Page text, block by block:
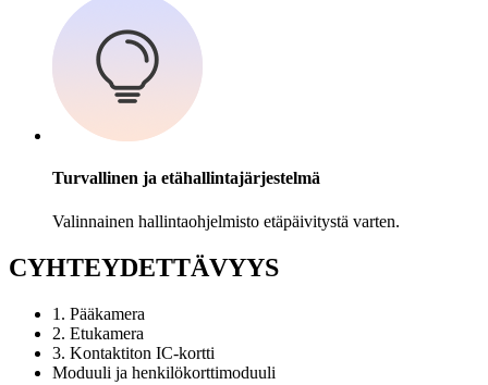
Turvallinen ja etähallintajärjestelmä
Valinnainen hallintaohjelmisto etäpäivitystä varten.
CYHTEYDETTÄVYYS
1. Pääkamera
2. Etukamera
3. Kontaktiton IC-kortti
Moduuli ja henkilökorttimoduuli